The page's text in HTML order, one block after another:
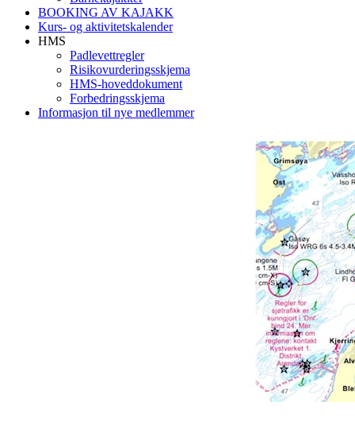
BOOKING AV KAJAKK
Kurs- og aktivitetskalender
HMS
Padlevettregler
Risikovurderingsskjema
HMS-hoveddokument
Forbedringsskjema
Informasjon til nye medlemmer